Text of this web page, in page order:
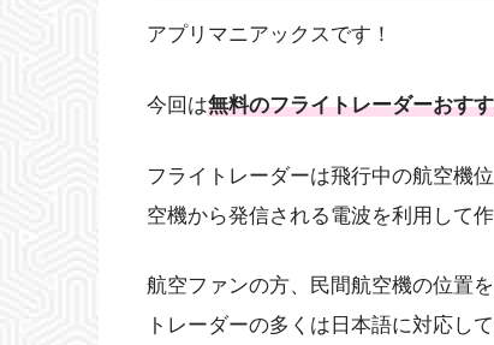
アプリマニアックスです！
今回は無料のフライトレーダーおす
フライトレーダーは飛行中の航空機
空機から発信される電波を利用して作
航空ファンの方、民間航空機の位置
トレーダーの多くは日本語に対応し